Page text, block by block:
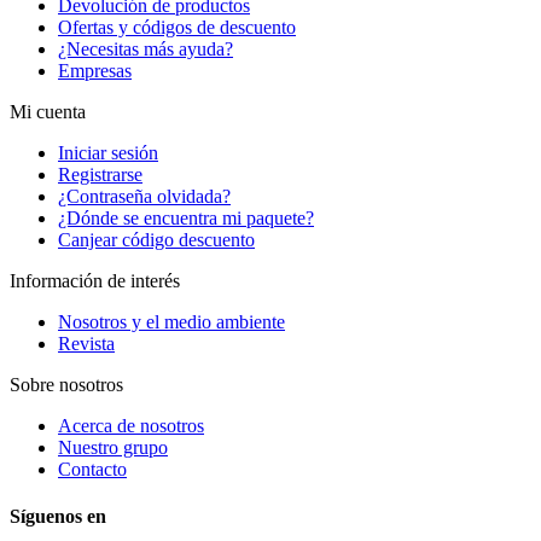
Devolución de productos
Ofertas y códigos de descuento
¿Necesitas más ayuda?
Empresas
Mi cuenta
Iniciar sesión
Registrarse
¿Contraseña olvidada?
¿Dónde se encuentra mi paquete?
Canjear código descuento
Información de interés
Nosotros y el medio ambiente
Revista
Sobre nosotros
Acerca de nosotros
Nuestro grupo
Contacto
Síguenos en